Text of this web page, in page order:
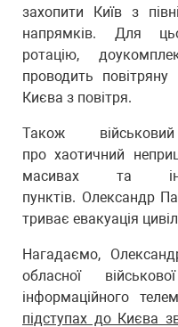
захопити Київ з
напрямків. Для
ротацію,
проводить повітряну
Києва з повітря.
Також
про хаотичний
масивах та
пунктів. Олександр
триває евакуація
Нагадаємо,
обласної
інформаційного
підступах до Києва